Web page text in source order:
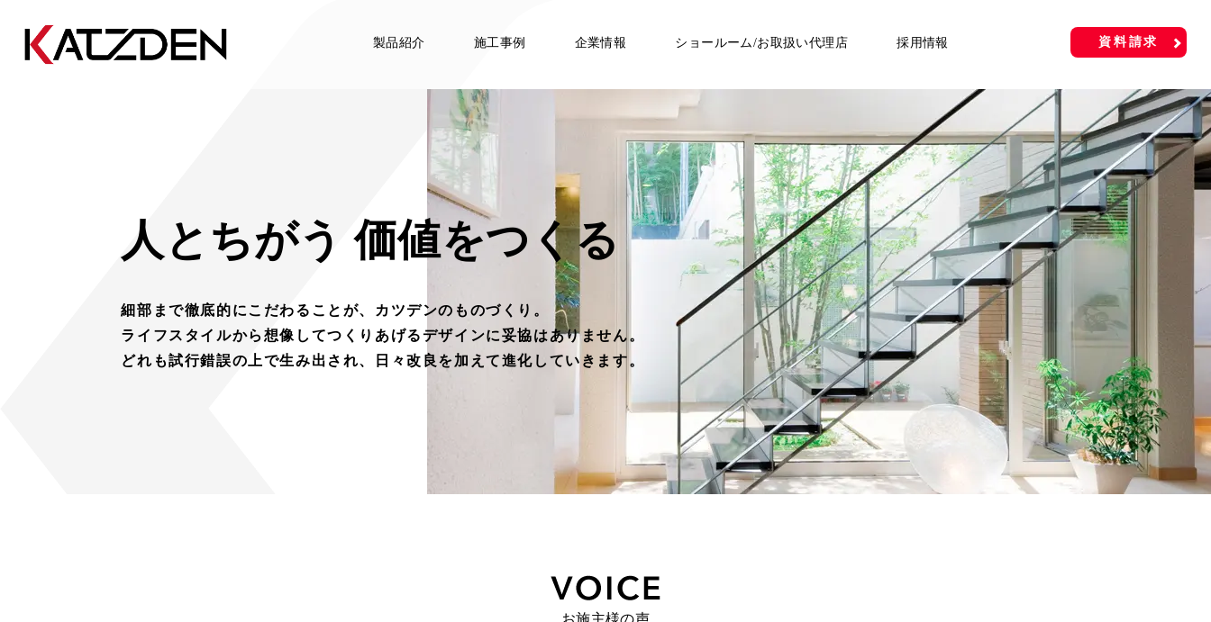
製品紹介 施工事例 企業情報 ショールーム/お取扱い代理店 採用情報 資料請求
人とちがう 価値をつくる
細部まで徹底的にこだわることが、
カツデンのものづくり。
ライフスタイルから想像してつくりあげるデザインに妥協はありません。
どれも試行錯誤の上で生み出され、
日々改良を加えて進化していきます。
お施主様の声